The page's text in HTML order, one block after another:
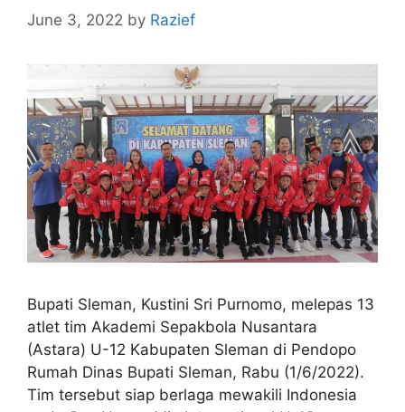
June 3, 2022 by Razief
Bupati Sleman, Kustini Sri Purnomo, melepas 13
atlet tim Akademi Sepakbola Nusantara
(Astara) U-12 Kabupaten Sleman di Pendopo
Rumah Dinas Bupati Sleman, Rabu (1/6/2022).
Tim tersebut siap berlaga mewakili Indonesia